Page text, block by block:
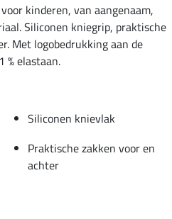
kinderen, van aangenaam,
Siliconen kniegrip, praktische
Met logobedrukking aan de
% elastaan.
Siliconen knievlak
Praktische zakken voor en
achter